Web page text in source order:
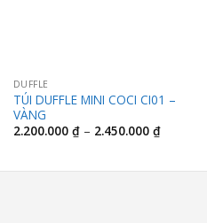
DUFFLE
TÚI DUFFLE MINI COCI CI01 –
VÀNG
2.200.000 ₫ – 2.450.000 ₫Khoảng
giá:
đến